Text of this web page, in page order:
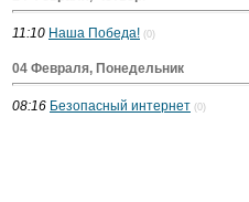
11:10 Наша Победа! (0)
04 Февраля, Понедельник
08:16 Безопасный интернет (0)